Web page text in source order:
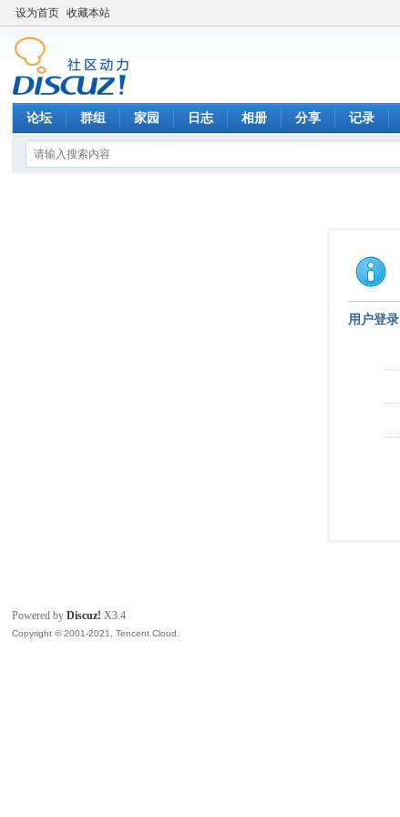
设为首页 收藏本站
论坛 群组 家园 日志 相册 分享 记录
用户登录
Powered byDiscuz! X3.4
Copyright © 2001-2021, Tencent Cloud.